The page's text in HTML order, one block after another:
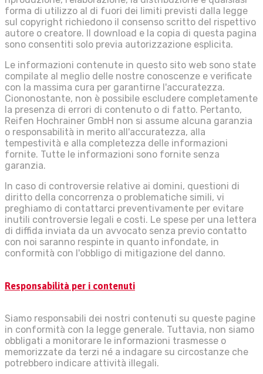
forma di utilizzo al di fuori dei limiti previsti dalla legge
sul copyright richiedono il consenso scritto del rispettivo
autore o creatore. Il download e la copia di questa pagina
sono consentiti solo previa autorizzazione esplicita.
Le informazioni contenute in questo sito web sono state
compilate al meglio delle nostre conoscenze e verificate
con la massima cura per garantirne l'accuratezza.
Ciononostante, non è possibile escludere completamente
la presenza di errori di contenuto o di fatto. Pertanto,
Reifen Hochrainer GmbH non si assume alcuna garanzia
o responsabilità in merito all'accuratezza, alla
tempestività e alla completezza delle informazioni
fornite. Tutte le informazioni sono fornite senza
garanzia.
In caso di controversie relative ai domini, questioni di
diritto della concorrenza o problematiche simili, vi
preghiamo di contattarci preventivamente per evitare
inutili controversie legali e costi. Le spese per una lettera
di diffida inviata da un avvocato senza previo contatto
con noi saranno respinte in quanto infondate, in
conformità con l'obbligo di mitigazione del danno.
Responsabilità per i contenuti
Siamo responsabili dei nostri contenuti su queste pagine
in conformità con la legge generale. Tuttavia, non siamo
obbligati a monitorare le informazioni trasmesse o
memorizzate da terzi né a indagare su circostanze che
potrebbero indicare attività illegali.